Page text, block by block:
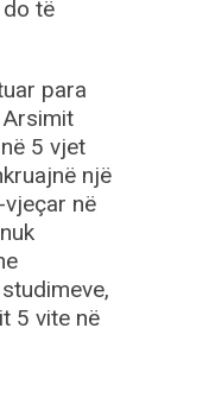
të
para
5 vjet
një
në
5 vite në